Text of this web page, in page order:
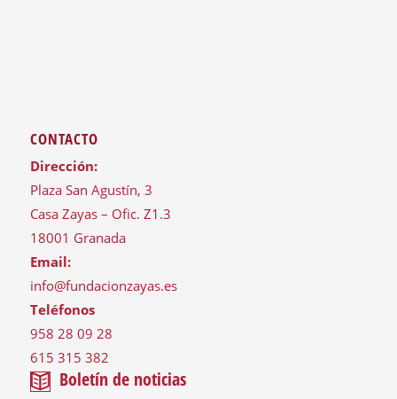
CONTACTO
Dirección:
Plaza San Agustín, 3
Casa Zayas – Ofic. Z1.3
18001 Granada
Email:
info@fundacionzayas.es
Teléfonos
958 28 09 28
615 315 382
Boletín de noticias